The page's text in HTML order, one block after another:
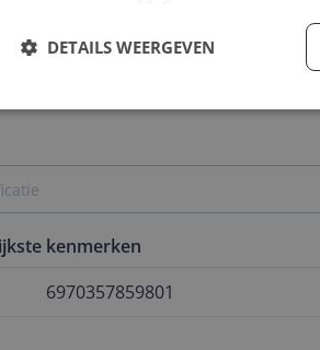
nuLaatste prijsupdate
kenmerken
6970357859801
DETAILS WEERGEVEN